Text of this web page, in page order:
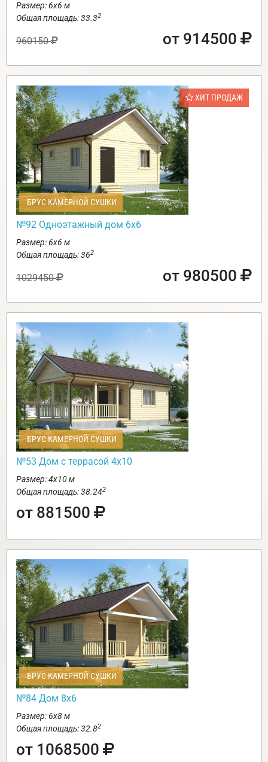
Размер: 6х6 м
Общая площадь: 33.32
960150 от 914500
ХИТ ПРОДАЖ
БРУС КАМЕРНОЙ СУШКИ
№92 Одноэтажный дом 6х6
Размер: 6х6 м
Общая площадь: 362
1029450 от 980500
БРУС КАМЕРНОЙ СУШКИ
№53 Дом с террасой 4х10
Размер: 4х10 м
Общая площадь: 38.242
от 881500
БРУС КАМЕРНОЙ СУШКИ
№84 Дом 8х6
Размер: 6х8 м
Общая площадь: 32.82
от 1068500